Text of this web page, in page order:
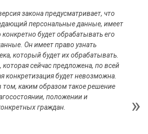
закона предусматривает, что
персональные данные, имеет
конкретно будет обрабатывать его
Он имеет право узнать
который будет их обрабатывать.
сейчас предложена, по всей
конкретизация будет невозможна.
том, каким образом такое решение
положении и
граждан.